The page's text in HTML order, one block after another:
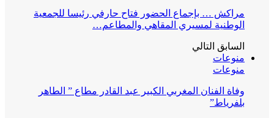
مراكش … بإجماع الحضور فتاح حارفي رئيسا للجمعية
الوطنية لمسيري المقاهي والمطاعم…
السابق التالي
منوعات
منوعات
وفاة الفنان المغربي الكبير عبد القادر مطاع ” الطاهر
بلفرياط”